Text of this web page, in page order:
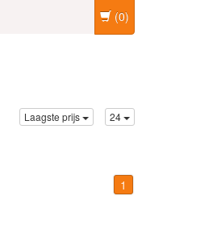
(0)
Laagste prijs 24
1